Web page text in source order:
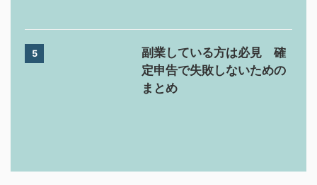
5
副業している方は必見 確
定申告で失敗しないための
まとめ